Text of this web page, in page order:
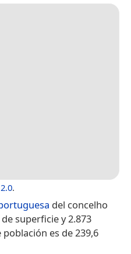
.
del concelho
superficie y 2.873
es de 239,6